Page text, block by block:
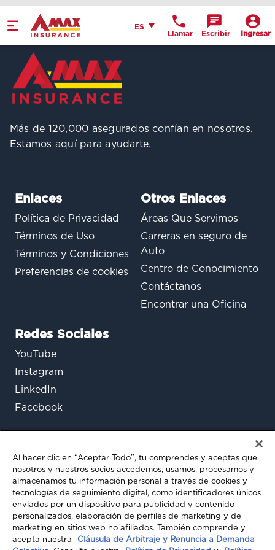
Obtén indicaciones
Home
ESEspañol
Llamar Escribir Ingresar
Más de 120,000 asegurados confían en nosotros.
Estamos aquí para ayudarte.
Enlaces
Política de Privacidad
Términos de Uso
Términos y Condiciones
Preferencias de cookies
Otros Enlaces
Áreas Que Servimos
Carreras en seguro de
Auto
Centro de Conocimiento
Contáctanos
Encontrar una Oficina
Redes Sociales
YouTube
Instagram
LinkedIn
Facebook
¿Aún tienes preguntas?
Chatea con nosotros
Al hacer clic en “Aceptar Todo”, tu comprendes y aceptas que
nosotros y nuestros socios accedemos, usamos, procesamos y
almacenamos tu información personal a través de cookies y
tecnologías de seguimiento digital, como identificadores únicos
enviados por un dispositivo para publicidad y contenido
personalizados, elaboración de perfiles de marketing y de
marketing en sitios web no afiliados. También comprende y
acepta nuestra
Cláusula de Arbitraje y Renuncia a Demanda